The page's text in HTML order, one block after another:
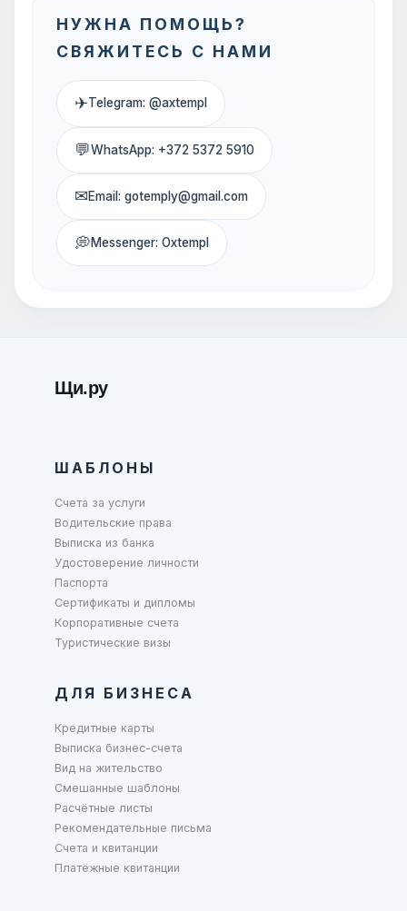
НУЖНА ПОМОЩЬ?
СВЯЖИТЕСЬ С НАМИ
✈Telegram: @axtempl
💬WhatsApp: +372 5372 5910
✉Email: gotemply@gmail.com
💭Messenger: Oxtempl
Щи.ру
ШАБЛОНЫ
Счета за услуги
Водительские права
Выписка из банка
Удостоверение личности
Паспорта
Сертификаты и дипломы
Корпоративные счета
Туристические визы
ДЛЯ БИЗНЕСА
Кредитные карты
Выписка бизнес-счета
Вид на жительство
Смешанные шаблоны
Расчётные листы
Рекомендательные письма
Счета и квитанции
Платёжные квитанции